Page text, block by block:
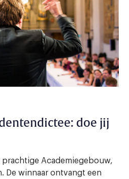
doe jij
Academiegebouw,
De winnaar ontvangt een